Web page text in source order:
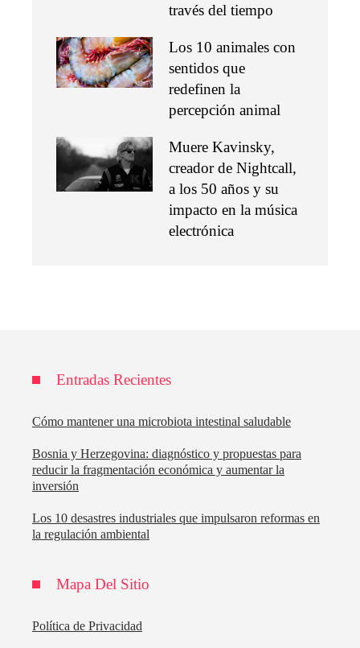
través del tiempo
Los 10 animales con
sentidos que
redefinen la
percepción animal
Muere Kavinsky,
creador de Nightcall,
a los 50 años y su
impacto en la música
electrónica
Entradas Recientes
Cómo mantener una microbiota intestinal saludable
Bosnia y Herzegovina: diagnóstico y propuestas para
reducir la fragmentación económica y aumentar la
inversión
Los 10 desastres industriales que impulsaron reformas en
la regulación ambiental
Mapa Del Sitio
Política de Privacidad